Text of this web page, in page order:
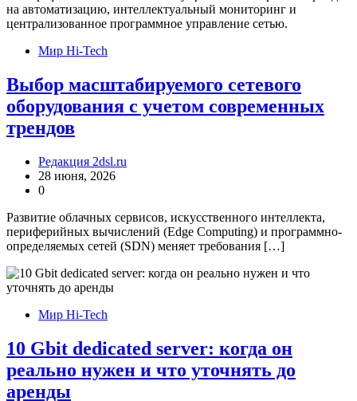
Мир Hi-Tech
Выбор масштабируемого сетевого
оборудования с учетом современных
трендов
Редакция 2dsl.ru
28 июня, 2026
0
Развитие облачных сервисов, искусственного интеллекта,
периферийных вычислений (Edge Computing) и программно-
определяемых сетей (SDN) меняет требования […]
Мир Hi-Tech
10 Gbit dedicated server: когда он
реально нужен и что уточнять до
аренды